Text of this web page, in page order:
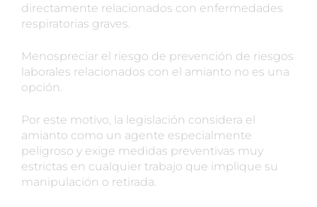
directamente relacionados con enfermedades
respiratorias graves.
Menospreciar el riesgo de prevención de riesgos
laborales relacionados con el amianto no es una
opción.
Por este motivo, la legislación considera el
amianto como un agente especialmente
peligroso y exige medidas preventivas muy
estrictas en cualquier trabajo que implique su
manipulación o retirada.